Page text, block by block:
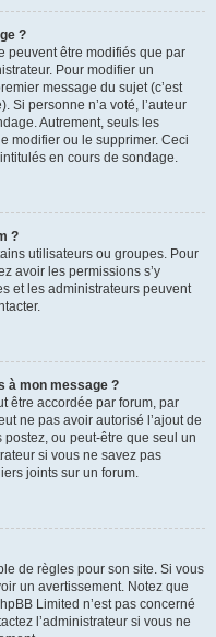
?
peuvent être modifiés que par
Pour modifier un
message du sujet (c’est
Si personne n’a voté, l’auteur
Autrement, seuls les
modifier ou le supprimer. Ceci
en cours de sondage.
?
utilisateurs ou groupes. Pour
avoir les permissions s’y
et les administrateurs peuvent
à mon message ?
être accordée par forum, par
ne pas avoir autorisé l’ajout de
ou peut-être que seul un
si vous ne savez pas
joints sur un forum.
de règles pour son site. Si vous
un avertissement. Notez que
Limited n’est pas concerné
l’administrateur si vous ne